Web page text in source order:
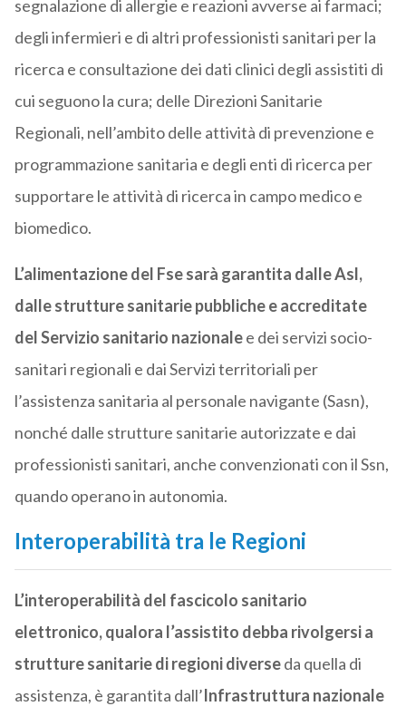
segnalazione di allergie e reazioni avverse ai farmaci;
degli infermieri e di altri professionisti sanitari per la
ricerca e consultazione dei dati clinici degli assistiti di
cui seguono la cura; delle Direzioni Sanitarie
Regionali, nell’ambito delle attività di prevenzione e
programmazione sanitaria e degli enti di ricerca per
supportare le attività di ricerca in campo medico e
biomedico.
L’alimentazione del Fse sarà garantita dalle Asl,
dalle strutture sanitarie pubbliche e accreditate
del Servizio sanitario nazionalee dei servizi socio-
sanitari regionali e dai Servizi territoriali per
l’assistenza sanitaria al personale navigante (Sasn),
nonché dalle strutture sanitarie autorizzate e dai
professionisti sanitari, anche convenzionati con il Ssn,
quando operano in autonomia.
Interoperabilità tra le Regioni
L’interoperabilità del fascicolo sanitario
elettronico, qualora l’assistito debba rivolgersi a
strutture sanitarie di regioni diverseda quella di
assistenza, è garantita dall’Infrastruttura nazionale